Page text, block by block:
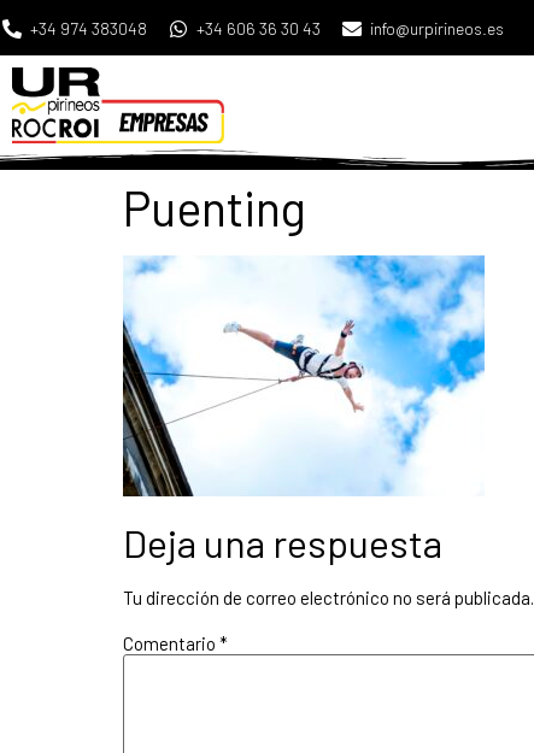
+34 974 383048 +34 606 36 30 43 info@urpirineos.es
Puenting
Deja una respuesta
Tu dirección de correo electrónico no será publicada.
Comentario *